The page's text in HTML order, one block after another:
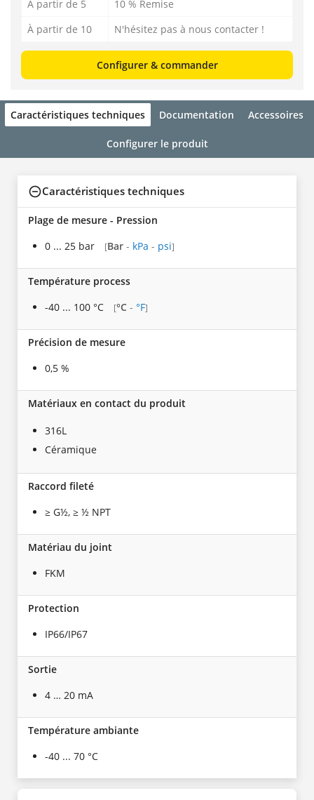
À partir de 5
10 % Remise
À partir de 10
N'hésitez pas à nous contacter !
Configurer & commander
Caractéristiques techniques Documentation Accessoires
Configurer le produit
Caractéristiques techniques
Plage de mesure - Pression
0 ... 25 bar
[Bar - kPa - psi]
Température process
-40 ... 100 °C
[°C - °F]
Précision de mesure
0,5 %
Matériaux en contact du produit
316L
Céramique
Raccord fileté
≥ G½, ≥ ½ NPT
Matériau du joint
FKM
Protection
IP66/IP67
Sortie
4 … 20 mA
Température ambiante
-40 ... 70 °C